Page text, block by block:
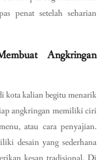
penat setelah seharian
Angkringan
kota kalian begitu menarik
angkringan memiliki ciri
atau cara penyajian.
desain yang sederhana